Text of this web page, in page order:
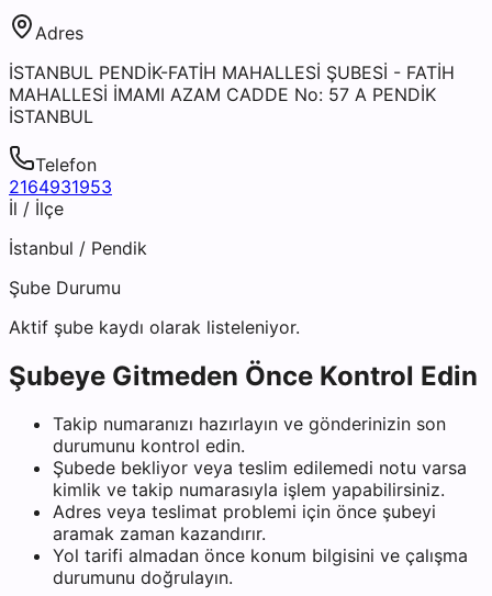
Adres
İSTANBUL PENDİK-FATİH MAHALLESİ ŞUBESİ - FATİH
MAHALLESİ İMAMI AZAM CADDE No: 57 A PENDİK
İSTANBUL
Telefon
2164931953
İl / İlçe
İstanbul / Pendik
Şube Durumu
Aktif şube kaydı olarak listeleniyor.
Şubeye Gitmeden Önce Kontrol Edin
Takip numaranızı hazırlayın ve gönderinizin son
durumunu kontrol edin.
Şubede bekliyor veya teslim edilemedi notu varsa
kimlik ve takip numarasıyla işlem yapabilirsiniz.
Adres veya teslimat problemi için önce şubeyi
aramak zaman kazandırır.
Yol tarifi almadan önce konum bilgisini ve çalışma
durumunu doğrulayın.